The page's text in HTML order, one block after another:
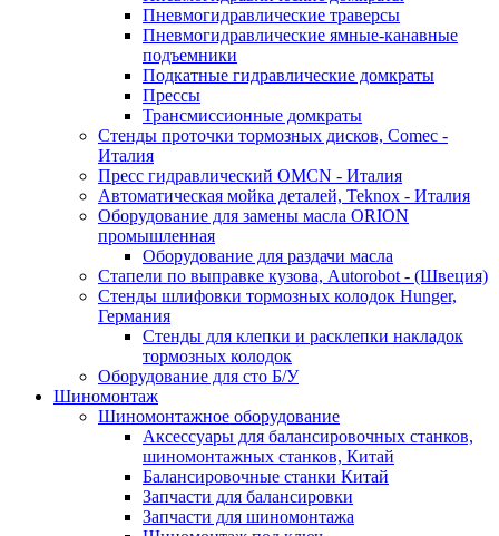
Пневмогидравлические траверсы
Пневмогидравлические ямные-канавные
подъемники
Подкатные гидравлические домкраты
Прессы
Трансмиссионные домкраты
Стенды проточки тормозных дисков, Comec -
Италия
Пресс гидравлический OMCN - Италия
Автоматическая мойка деталей, Teknox - Италия
Оборудование для замены масла ORION
промышленная
Оборудование для раздачи масла
Стапели по выправке кузова, Autorobot - (Швеция)
Стенды шлифовки тормозных колодок Hunger,
Германия
Стенды для клепки и расклепки накладок
тормозных колодок
Оборудование для сто Б/У
Шиномонтаж
Шиномонтажное оборудование
Аксессуары для балансировочных станков,
шиномонтажных станков, Китай
Балансировочные станки Китай
Запчасти для балансировки
Запчасти для шиномонтажа